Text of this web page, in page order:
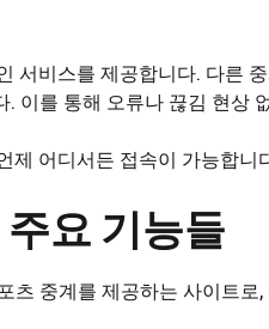
서비스를 제공합니다. 다른
. 이를 통해 오류나 끊김 현상
제 어디서든 접속이 가능합니
요 기능들
츠 중계를 제공하는 사이트